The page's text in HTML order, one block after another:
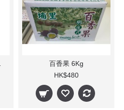
百香果 6Kg
HK$480